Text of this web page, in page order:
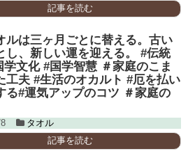
記事を読む
ルは三ヶ月ごとに替える。古い
し、新しい運を迎える。 #伝統
学文化 #国学智慧 ＃家庭のこま
工夫 #生活のオカルト #厄を払い
る#運気アップのコツ ＃家庭の
タオル
記事を読む